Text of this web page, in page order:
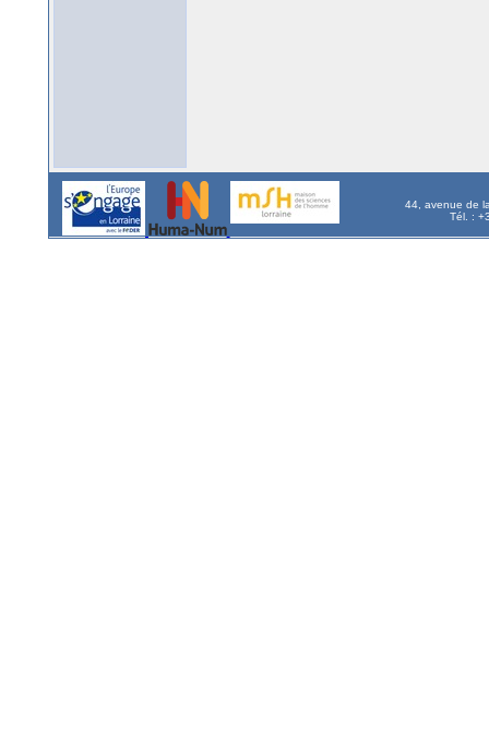
44, avenue de
Tél. :